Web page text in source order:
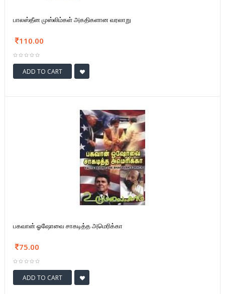
பாலஸ்தீன முஸ்லிம்கள் அகதிகளான வரலாறு
110.00
ADD TO CART
பகவான் ஓஷோவை சாகடித்த அமெரிக்கா
75.00
ADD TO CART